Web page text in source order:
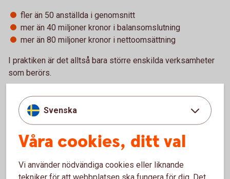
fler än 50 anställda i genomsnitt
mer än 40 miljoner kronor i balansomslutning
mer än 80 miljoner kronor i nettoomsättning
I praktiken är det alltså bara större enskilda verksamheter
som berörs.
Revisor och redovisningskonsult –
vem gör vad?
Det är vanligt att företagare säger att de har en revisor när
bokföringen. Men rollerna skiljer sig åt.
Svenska
Våra cookies, ditt val
Vi använder nödvändiga cookies eller liknande
tekniker för att webbplatsen ska fungera för dig. Det